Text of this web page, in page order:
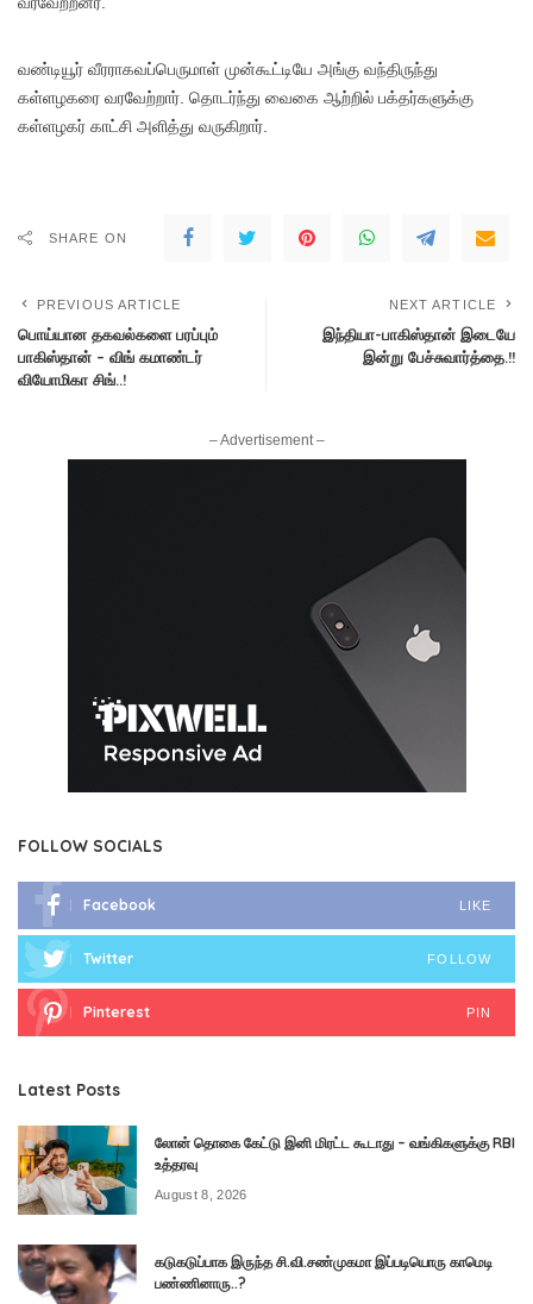
வண்டியூர் வீரராகவப்பெருமாள் முன்கூட்டியே அங்கு வந்திருந்து
கள்ளழகரை வரவேற்றார். தொடர்ந்து வைகை ஆற்றில் பக்தர்களுக்கு
கள்ளழகர் காட்சி அளித்து வருகிறார்.
SHARE ON
PREVIOUS ARTICLE
பொய்யான தகவல்களை பரப்பும்
பாகிஸ்தான் – விங் கமாண்டர்
வியோமிகா சிங்..!
NEXT ARTICLE
இந்தியா-பாகிஸ்தான் இடையே
இன்று பேச்சுவார்த்தை.!!
– Advertisement –
FOLLOW SOCIALS
Facebook LIKE
Twitter FOLLOW
Pinterest PIN
Latest Posts
லோன் தொகை கேட்டு இனி மிரட்ட கூடாது – வங்கிகளுக்கு RBI
உத்தரவு
August 8, 2026
கடுகடுப்பாக இருந்த சி.வி.சண்முகமா இப்படியொரு காமெடி
பண்ணினாரு..?